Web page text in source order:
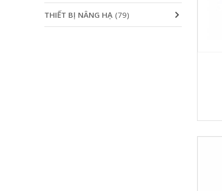
THIẾT BỊ NÂNG HẠ (79)